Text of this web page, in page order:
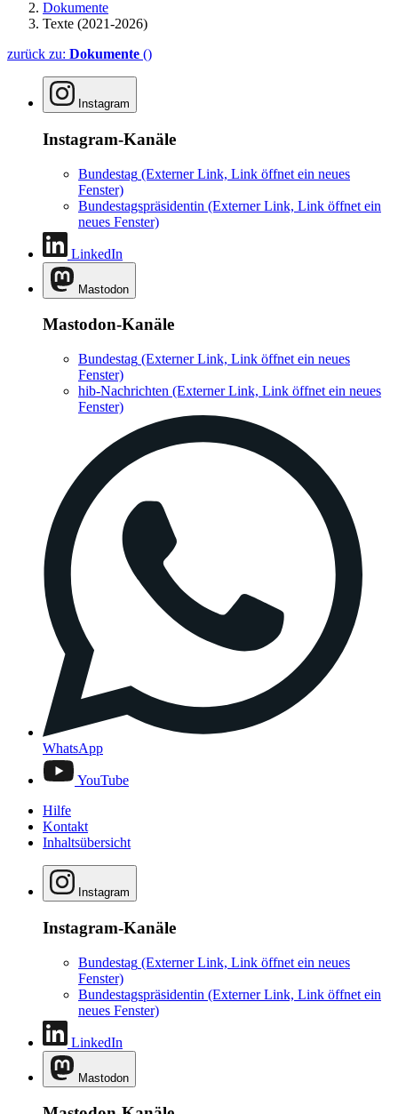
Dokumente
Texte (2021-2026)
zurück zu: Dokumente ()
Instagram
Instagram-Kanäle
Bundestag (Externer Link, Link öffnet ein neues
Fenster)
Bundestagspräsidentin (Externer Link, Link öffnet ein
neues Fenster)
LinkedIn
Mastodon
Mastodon-Kanäle
Bundestag (Externer Link, Link öffnet ein neues
Fenster)
hib-Nachrichten (Externer Link, Link öffnet ein neues
Fenster)
WhatsApp
YouTube
Hilfe
Kontakt
Inhaltsübersicht
Instagram
Instagram-Kanäle
Bundestag (Externer Link, Link öffnet ein neues
Fenster)
Bundestagspräsidentin (Externer Link, Link öffnet ein
neues Fenster)
LinkedIn
Mastodon